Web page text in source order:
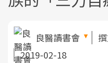
良醫讀書會
2019-02-18